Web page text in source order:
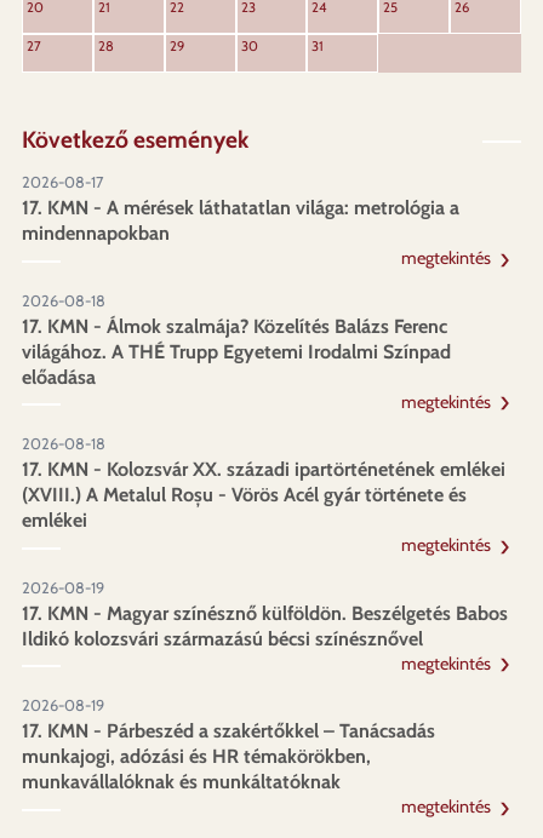
20 21 22 23 24 25 26
27 28 29 30 31
Következő események
2026-08-17
17. KMN - A mérések láthatatlan világa: metrológia a
mindennapokban
megtekintés
2026-08-18
17. KMN - Álmok szalmája? Közelítés Balázs Ferenc
világához. A THÉ Trupp Egyetemi Irodalmi Színpad
előadása
megtekintés
2026-08-18
17. KMN - Kolozsvár XX. századi ipartörténetének emlékei
(XVIII.) A Metalul Roșu - Vörös Acél gyár története és
emlékei
megtekintés
2026-08-19
17. KMN - Magyar színésznő külföldön. Beszélgetés Babos
Ildikó kolozsvári származású bécsi színésznővel
megtekintés
2026-08-19
17. KMN - Párbeszéd a szakértőkkel – Tanácsadás
munkajogi, adózási és HR témakörökben,
munkavállalóknak és munkáltatóknak
megtekintés